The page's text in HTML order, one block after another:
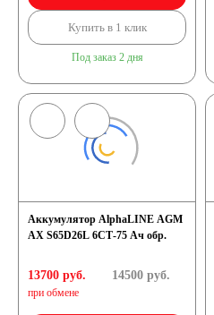
Купить в 1 клик
Под заказ 2 дня
Аккумулятор AlphaLINE AGM
AX S65D26L 6СТ-75 Ач обр.
13700 руб.
при обмене
14500руб.